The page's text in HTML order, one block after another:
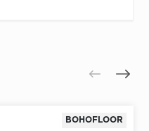
BOHOFLOOR